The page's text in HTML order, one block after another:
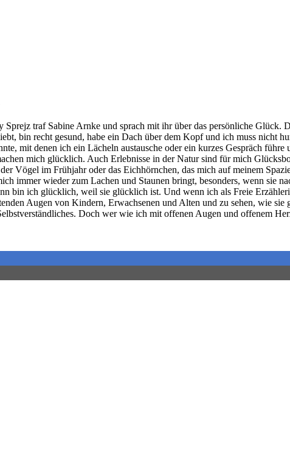
traf Sabine Arnke und sprach mit ihr über das persönliche Glück.
bin recht gesund, habe ein Dach über dem Kopf und ich muss nicht
mit denen ich ein Lächeln austausche oder ein kurzes Gespräch
mich glücklich. Auch Erlebnisse in der Natur sind für mich
Vögel im Frühjahr oder das Eichhörnchen, das mich auf meinem
immer wieder zum Lachen und Staunen bringt, besonders, wenn sie
bin ich glücklich, weil sie glücklich ist. Und wenn ich als Freie
Augen von Kindern, Erwachsenen und Alten und zu sehen, wie
Doch wer wie ich mit offenen Augen und offenem